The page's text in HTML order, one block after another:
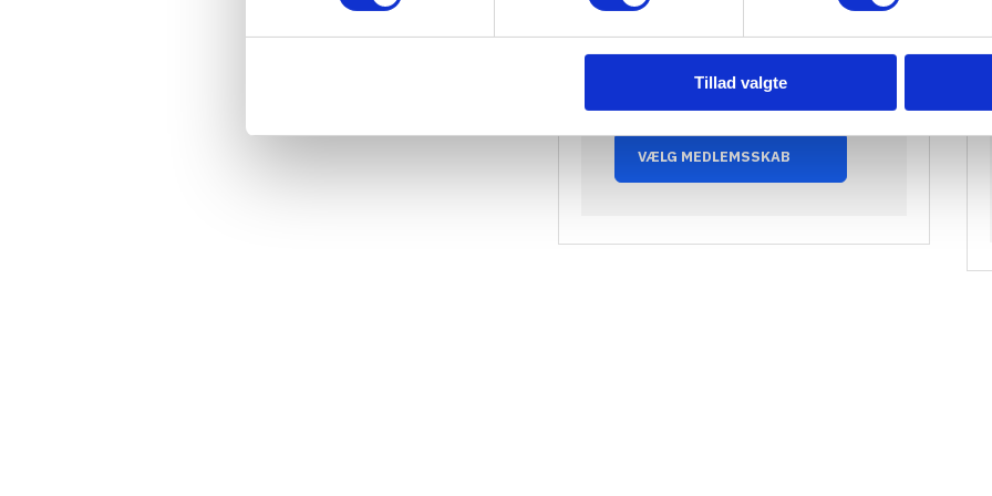
Tillad valgte
størrelse
DKK 1.875 kr./år inkl. moms
VÆLG MEDLEMSSKAB